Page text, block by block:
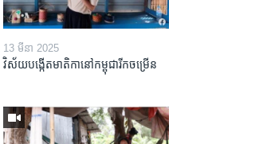
13 មីនា 2025
វិស័យ​បង្កើត​មាតិកា​នៅ​កម្ពុជា​រីក​ចម្រើន